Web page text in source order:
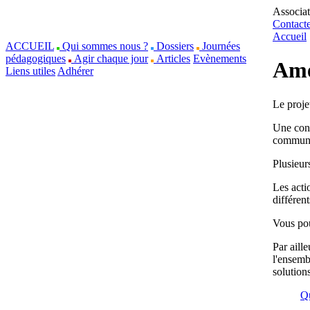
ACCUEIL Qui sommes nous ? Dossiers
Journées
pédagogiques
Agir chaque jour Articles Evènements
Liens utiles Adhérer
Accueil
Le
Une
Les
Vous
Par